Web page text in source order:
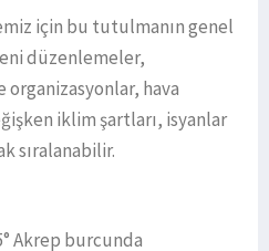
için bu tutulmanın genel
düzenlemeler,
organizasyonlar, hava
iklim şartları, isyanlar
sıralanabilir.
Akrep burcunda